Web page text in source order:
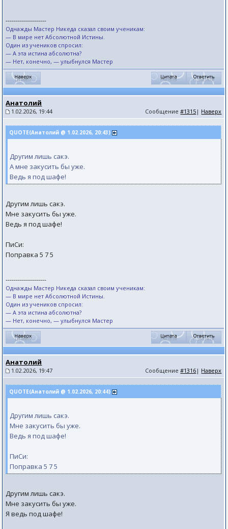
--------------------
Однажды Мастер Никеда сказал своим ученикам:
— В мире нет Абсолютной Истины.
Один из учеников спросил:
— А эта истина абсолютна?
— Нет, конечно, — улыбнулся Мастер
Анатолий
1.02.2026, 19:44 Сообщение#1315 | Наверх
QUOTE(Анатолий @ 1.02.2026, 20:43)
Другим лишь сакэ.
А мне закусить бы уже.
Ведь я под шафе!
Другим лишь сакэ.
Мне закусить бы уже.
Ведь я под шафе!
ПиСи:
Поправка 5 7 5
--------------------
Однажды Мастер Никеда сказал своим ученикам:
— В мире нет Абсолютной Истины.
Один из учеников спросил:
— А эта истина абсолютна?
— Нет, конечно, — улыбнулся Мастер
Анатолий
1.02.2026, 19:47 Сообщение#1316 | Наверх
QUOTE(Анатолий @ 1.02.2026, 20:44)
Другим лишь сакэ.
Мне закусить бы уже.
Ведь я под шафе!
ПиСи:
Поправка 5 7 5
Другим лишь сакэ.
Мне закусить бы уже.
Я ведь под шафе!